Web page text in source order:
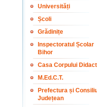
Universități
Școli
Grădinițe
Inspectoratul Școlar
Bihor
Casa Corpului
M.Ed.C.T.
Prefectura și
Județean